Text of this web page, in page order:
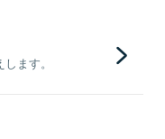
ます。